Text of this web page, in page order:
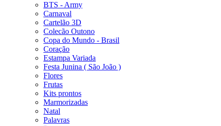
BTS - Army
Carnaval
Cartelão 3D
Colecão Outono
Copa do Mundo - Brasil
Coração
Estampa Variada
Festa Junina ( São João )
Flores
Frutas
Kits prontos
Marmorizadas
Natal
Palavras